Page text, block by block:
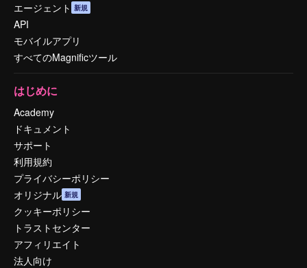
エージェント 新規
API
モバイルアプリ
すべてのMagnificツール
はじめに
Academy
ドキュメント
サポート
利用規約
プライバシーポリシー
オリジナル 新規
クッキーポリシー
トラストセンター
アフィリエイト
法人向け